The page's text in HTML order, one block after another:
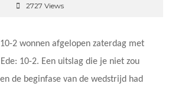
2727 Views
2 wonnen afgelopen zaterdag met
10-2. Een uitslag die je niet zou
de beginfase van de wedstrijd had